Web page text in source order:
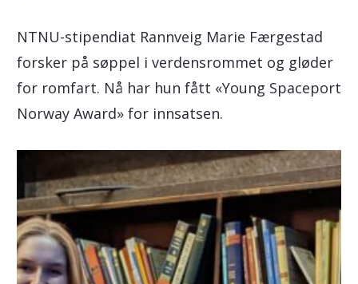
NTNU-stipendiat Rannveig Marie Færgestad
forsker på søppel i verdensrommet og gløder
for romfart. Nå har hun fått «Young Spaceport
Norway Award» for innsatsen.